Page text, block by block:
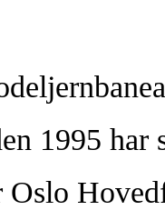
1995 har
Oslo